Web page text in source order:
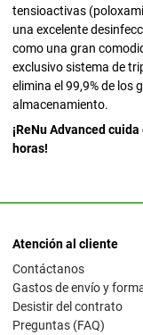
tensioactivas
una excelente
como una gran
exclusivo sistema de
elimina el 99,9% de los
almacenamiento.
¡ReNu Advanced
horas!
Atención al cliente
Contáctanos
Gastos de envío y
Desistir del contrato
Preguntas (FAQ)